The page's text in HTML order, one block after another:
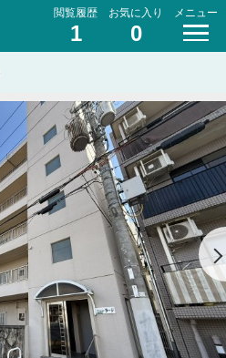
閲覧履歴
1
お気に入り
0
メニュー